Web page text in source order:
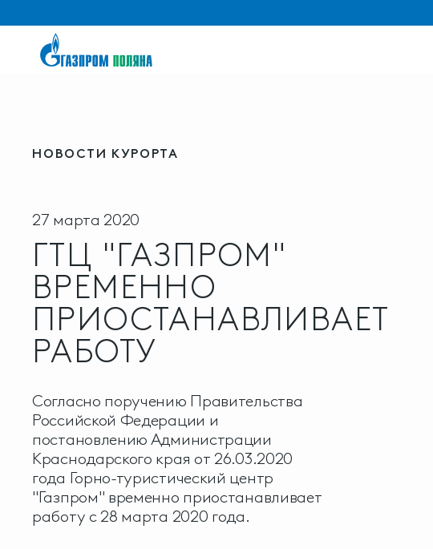
НОВОСТИ КУРОРТА
27 марта 2020
ГТЦ "ГАЗПРОМ"
ВРЕМЕННО
ПРИОСТАНАВЛИВАЕТ
РАБОТУ
Согласно поручению Правительства
Российской Федерации и
постановлению Администрации
Краснодарского края от 26.03.2020
года Горно-туристический центр
"Газпром" временно приостанавливает
работу с 28 марта 2020 года.